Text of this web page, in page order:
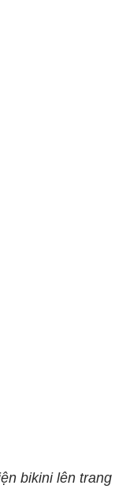
bikini lên trang